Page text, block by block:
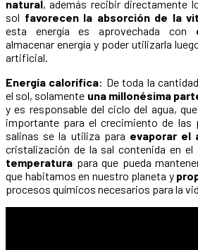
natural, además recibir directamente
sol favorecen la absorción de la
esta energía es aprovechada con
almacenar energía y poder utilizarla
artificial.
Energía calorífica: De toda la
el sol, solamente una millonésima
y es responsable del ciclo del agua,
importante para el crecimiento de las
salinas se la utiliza para evaporar el
cristalización de la sal contenida en el
temperatura para que pueda
que habitamos en nuestro planeta y
procesos químicos necesarios para la